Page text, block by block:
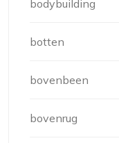
bodybuilding
botten
bovenbeen
bovenrug